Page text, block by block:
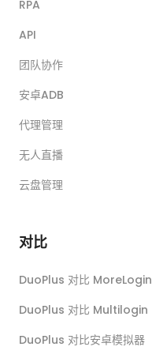
RPA
API
团队协作
安卓ADB
代理管理
无人直播
云盘管理
对比
DuoPlus 对比 MoreLogin
DuoPlus 对比 Multilogin
DuoPlus 对比安卓模拟器